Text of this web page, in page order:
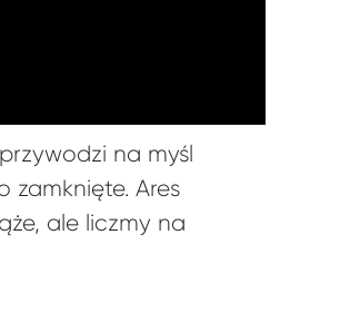
na myśl
zamknięte. Ares
ale liczmy na